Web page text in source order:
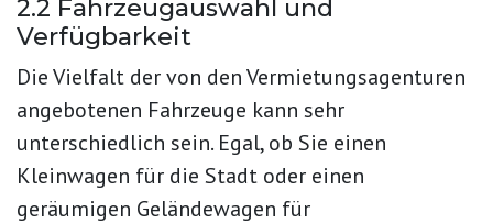
2.2 Fahrzeugauswahl und
Verfügbarkeit
Die Vielfalt der von den Vermietungsagenturen
angebotenen Fahrzeuge kann sehr
unterschiedlich sein. Egal, ob Sie einen
Kleinwagen für die Stadt oder einen
geräumigen Geländewagen für